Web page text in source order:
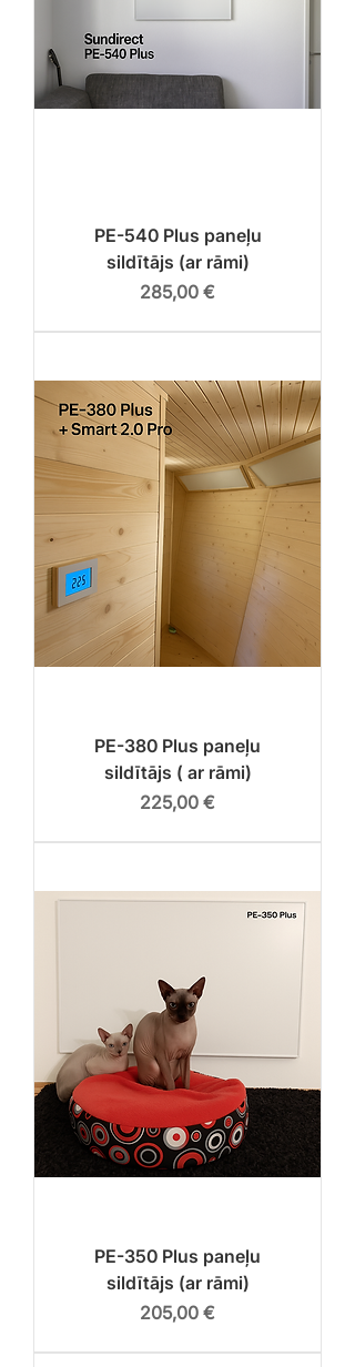
PE-540 Plus paneļu
sildītājs (ar rāmi)
Cena
285,00 €
PE-380 Plus paneļu
sildītājs ( ar rāmi)
Cena
225,00 €
PE-350 Plus paneļu
sildītājs (ar rāmi)
Cena
205,00 €